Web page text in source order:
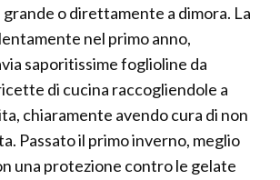
o direttamente a dimora. La
nel primo anno,
saporitissime foglioline da
di cucina raccogliendole a
chiaramente avendo cura di non
Passato il primo inverno, meglio
una protezione contro le gelate